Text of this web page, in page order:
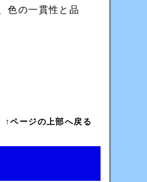
色の一貫性と品
↑ページの上部へ戻る